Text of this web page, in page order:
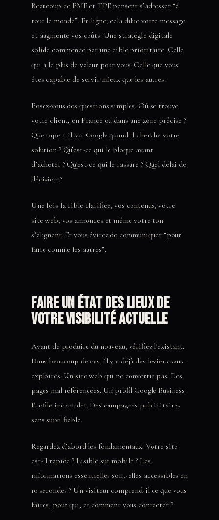
Beaucoup de PME et TPE pensent s’adresser “à
tout le monde”. En ligne, cela dilue votre message
et augmente vos coûts. Une stratégie digitale
solide commence par une cible prioritaire. Celle
qui a le plus de valeur pour vous. Celle que vous
êtes capable de servir mieux que les autres.
Posez-vous des questions simples. Où se trouve
votre client, en France ou dans une zone précise ?
Que tape-t-il sur Google quand il cherche votre
solution ? Qu’est-ce qui le bloque avant
d’acheter ? Qu’est-ce qui le rassure ? Quel délai de
décision ?
Une fois la cible clarifiée, vos contenus, votre
site web, vos annonces et même votre ton
s’alignent. Et vous évitez de communiquer “pour
faire comme les autres”.
Faire un état des lieux de
votre visibilité actuelle
Avant de produire du nouveau, vérifiez l’existant.
Dans beaucoup de cas, il y a déjà des leviers sous-
exploités. Un site web qui ne convertit pas. Des
pages mal référencées. Un profil Google Business
Profile incomplet. Des campagnes publicitaires
sans suivi fiable.
Regardez d’abord les fondamentaux. Votre site
est-il rapide ? Lisible sur mobile ? Les
informations essentielles sont-elles accessibles en
10 secondes ? Un visiteur comprend-il ce que vous
faites, pour qui, et comment vous contacter ?